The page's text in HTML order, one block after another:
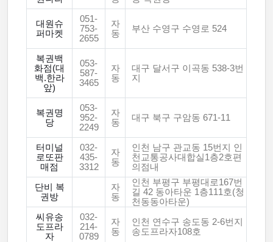
대원슈
퍼마켓
051-
753-
2655
자
동
부산 수영구 수영로 524
복권백
화점(대
백.한라
앞)
053-
587-
3465
자
동
대구 달서구 이곡동 538-3번
지
복권명
당
053-
952-
2249
자
동
대구 북구 구암동 671-11
터미널
로또판
매점
032-
435-
3312
자
동
인천 남구 관교동 15번지 인
천교통공사대합실1층2호편
의점내
단비 복
권방
자
동
인천 부평구 부평대로167번
길 42 동아타운 1층111호(청
천동동아타운)
씨유송
도프라
자
032-
214-
0789
자
동
인천 연수구 송도동 2-6번지
송도프라자108호